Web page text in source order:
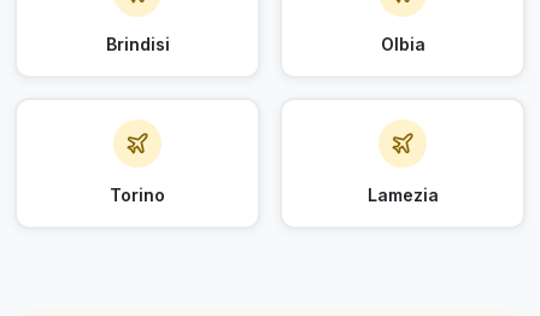
Brindisi Olbia
Torino Lamezia